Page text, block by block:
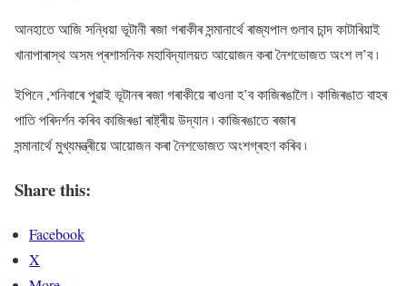
আনহাতে আজি সন্ধিয়া ভূটানী ৰজা গৰাকীৰ সন্মানাৰ্থে ৰাজ্যপাল গুলাব চান্দ কাটাৰিয়াই
খানাপাৰাস্থ অসম প্ৰশাসনিক মহাবিদ্যালয়ত আয়োজন কৰা নৈশভোজত অংশ ল’ব ৷
ইপিনে ,শনিবাৰে পুৱাই ভূটানৰ ৰজা গৰাকীয়ে ৰাওনা হ’ব কাজিৰঙালৈ ৷ কাজিৰঙাত বাহৰ
পাতি পৰিদৰ্শন কৰিব কাজিৰঙা ৰাষ্ট্ৰীয় উদ্যান ৷ কাজিৰঙাতে ৰজাৰ
সন্মানাৰ্থে মুখ্যমন্ত্ৰীয়ে আয়োজন কৰা নৈশভোজত অংশগ্ৰহণ কৰিব ৷
Share this:
Facebook
X